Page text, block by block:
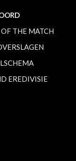
THE MATCH
EREDIVISIE